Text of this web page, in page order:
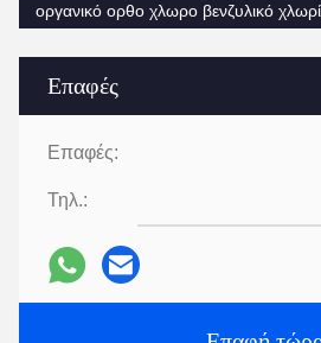
Επαφές
Επαφές:
Τηλ.:
οργανικό ορθο χλωρο βενζυλικό